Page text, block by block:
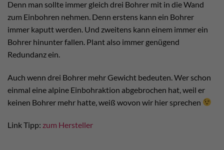
Denn man sollte immer gleich drei Bohrer mit in die Wand
zum Einbohren nehmen. Denn erstens kann ein Bohrer
immer kaputt werden. Und zweitens kann einem immer ein
Bohrer hinunter fallen. Plant also immer genügend
Redundanz ein.
Auch wenn drei Bohrer mehr Gewicht bedeuten. Wer schon
einmal eine alpine Einbohraktion abgebrochen hat, weil er
keinen Bohrer mehr hatte, weiß wovon wir hier sprechen
Link Tipp: zum Hersteller